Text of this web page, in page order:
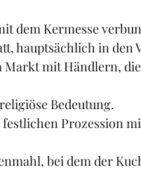
dem Kermesse
hauptsächlich in den
Markt mit Händlern,
Bedeutung.
Prozession
bei dem der